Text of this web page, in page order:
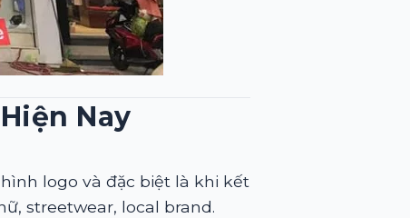
Nay
logo và đặc biệt là khi kết
streetwear, local brand.